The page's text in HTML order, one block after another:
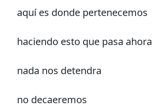
aquí es donde pertenecemos
haciendo esto que pasa ahora
nada nos detendra
no decaeremos